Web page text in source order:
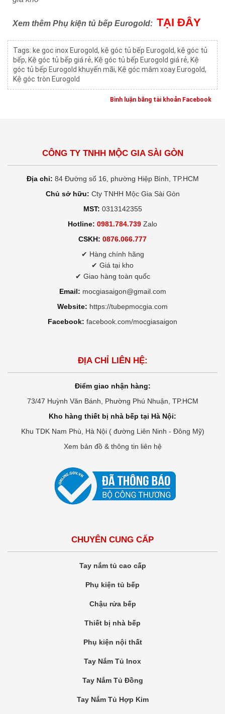
Xem thêm Phụ kiện tủ bếp Eurogold: TẠI ĐÂY
Tags: ke goc inox Eurogold, kệ góc tủ bếp Eurogold, kệ góc tủ
bếp, Kệ góc tủ bếp giá rẻ, Kệ góc tủ bếp Eurogold giá rẻ, Kệ
góc tủ bếp Eurogold khuyến mãi, Kệ góc mâm xoay Eurogold,
Kệ góc tròn Eurogold
Bình luận bằng tài khoản Facebook
CÔNG TY TNHH MỘC GIA SÀI GÒN
Địa chỉ: 84 Đường số 16, phường Hiệp Bình, TP.HCM
Chủ sở hữu: Cty TNHH Mộc Gia Sài Gòn
MST: 0313142355
Hotline: 0981.784.739 Zalo
CSKH: 0876.066.777
✔ Hàng chính hãng
✔ Giá tại kho
✔ Giao hàng toàn quốc
Email: mocgiasaigon@gmail.com
Website: https://tubepmocgia.com
Facebook: facebook.com/mocgiasaigon
ĐỊA CHỈ LIÊN HỆ:
Điểm giao nhận hàng:
73/47 Huỳnh Văn Bánh, Phường Phú Nhuận, TP.HCM
Kho hàng thiết bị nhà bếp tại Hà Nội:
Khu TDK Nam Phù, Hà Nội ( đường Liên Ninh - Đông Mỹ)
Xem bản đồ & thông tin liên hệ
CHUYÊN CUNG CẤP
Tay nắm tủ cao cấp
Phụ kiện tủ bếp
Chậu rửa bếp
Thiết bị nhà bếp
Phụ kiện nội thất
Tay Nắm Tủ Inox
Tay Nắm Tủ Đồng
Tay Nắm Tủ Hợp Kim